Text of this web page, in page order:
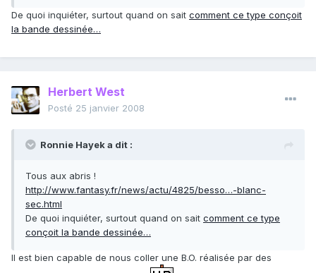
De quoi inquiéter, surtout quand on sait comment ce type conçoit
la bande dessinée…
Herbert West
Posté 25 janvier 2008
Ronnie Hayek a dit :
Tous aux abris !
http://www.fantasy.fr/news/actu/4825/besso…-blanc-
sec.html
De quoi inquiéter, surtout quand on sait comment ce type
conçoit la bande dessinée…
Il est bien capable de nous coller une B.O. réalisée par des